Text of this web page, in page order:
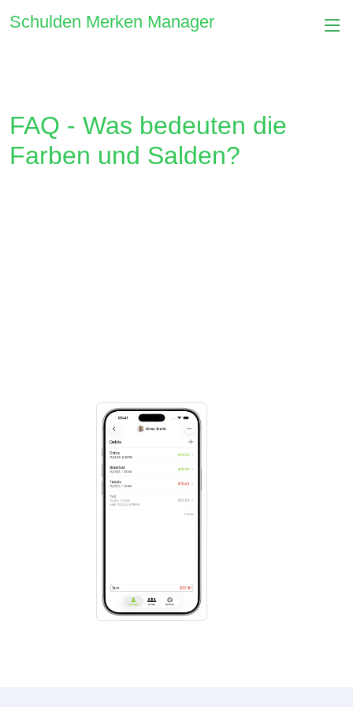
Schulden Merken Manager
FAQ - Was bedeuten die
Farben und Salden?